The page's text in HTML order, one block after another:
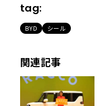
tag:
BYD シール
関連記事